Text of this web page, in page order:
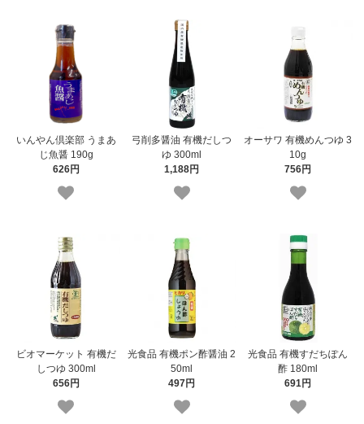
いんやん倶楽部 うまあ
じ魚醤 190g
626円
弓削多醤油 有機だしつ
ゆ 300ml
1,188円
オーサワ 有機めんつゆ 3
10g
756円
ビオマーケット 有機だ
しつゆ 300ml
656円
光食品 有機ポン酢醤油 2
50ml
497円
光食品 有機すだちぽん
酢 180ml
691円